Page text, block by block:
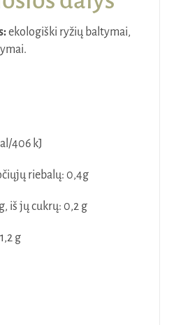
ekologiški ryžių baltymai,
406 kJ
riebalų: 0,4g
iš jų cukrų: 0,2 g
g